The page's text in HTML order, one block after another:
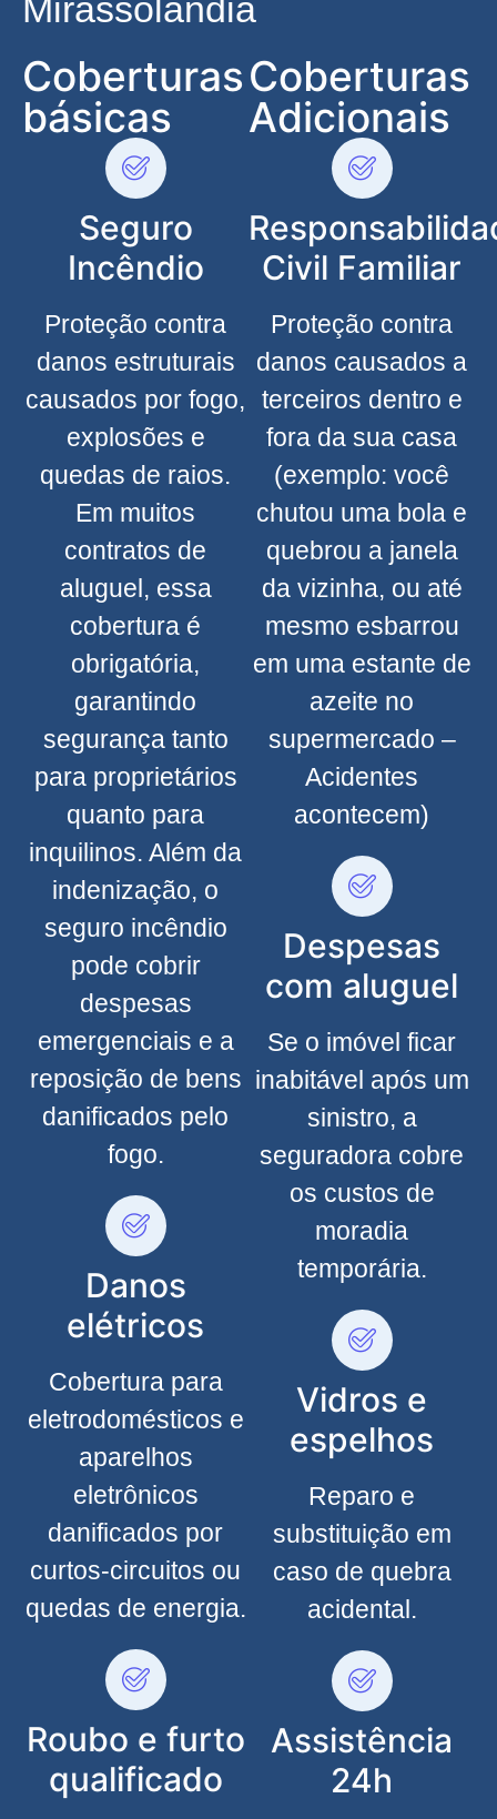
Coberturas
básicas
Seguro
Incêndio
Proteção contra
danos estruturais
causados por fogo,
explosões e
quedas de raios.
Em muitos
contratos de
aluguel, essa
cobertura é
obrigatória,
garantindo
segurança tanto
para proprietários
quanto para
inquilinos. Além da
indenização, o
seguro incêndio
pode cobrir
despesas
emergenciais e a
reposição de bens
danificados pelo
fogo.
Danos
elétricos
Cobertura para
eletrodomésticos e
aparelhos
eletrônicos
danificados por
curtos-circuitos ou
quedas de energia.
Roubo e furto
qualificado
Coberturas
Adicionais
Civil Familiar
Proteção contra
danos causados a
terceiros dentro e
fora da sua casa
(exemplo: você
chutou uma bola e
quebrou a janela
da vizinha, ou até
mesmo esbarrou
em uma estante de
azeite no
supermercado –
Acidentes
acontecem)
Despesas
com aluguel
Se o imóvel ficar
inabitável após um
sinistro, a
seguradora cobre
os custos de
moradia
temporária.
Vidros e
espelhos
Reparo e
substituição em
caso de quebra
acidental.
Assistência
24h